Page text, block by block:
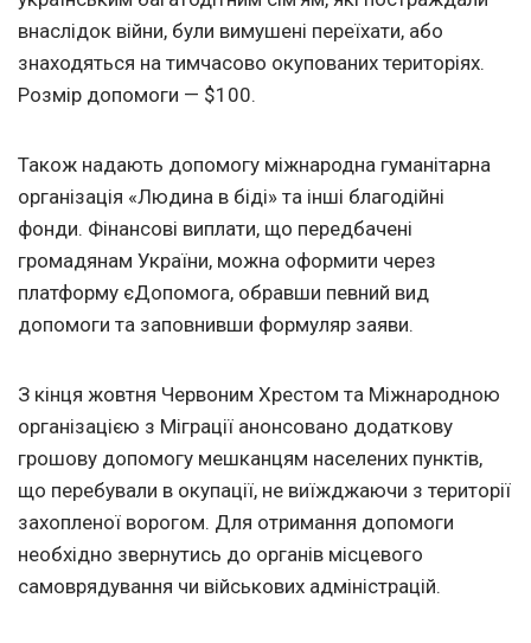
внаслідок війни, були вимушені переїхати, або
знаходяться на тимчасово окупованих територіях.
Розмір допомоги — $100.
Також надають допомогу міжнародна гуманітарна
організація «Людина в біді» та інші благодійні
фонди. Фінансові виплати, що передбачені
громадянам України, можна оформити через
платформу єДопомога, обравши певний вид
допомоги та заповнивши формуляр заяви.
З кінця жовтня Червоним Хрестом та Міжнародною
організацією з Міграції анонсовано додаткову
грошову допомогу мешканцям населених пунктів,
що перебували в окупації, не виїжджаючи з території
захопленої ворогом. Для отримання допомоги
необхідно звернутись до органів місцевого
самоврядування чи військових адміністрацій.